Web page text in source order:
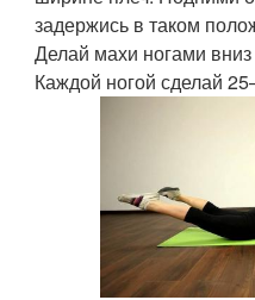
задержись в таком
Делай махи ногами
Каждой ногой сделай